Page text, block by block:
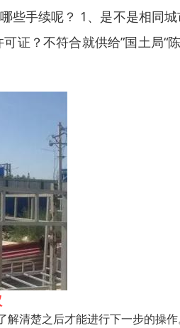
些手续呢？ 1、是不是相同
证？不符合就供给”国土局
清楚之后才能进行下一步的操